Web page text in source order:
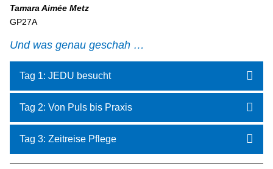
Tamara Aimée Metz
GP27A
Und was genau geschah …
Tag 1: JEDU besucht
Tag 2: Von Puls bis Praxis
Tag 3: Zeitreise Pflege